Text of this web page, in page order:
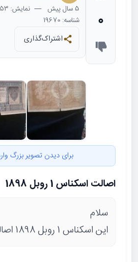
0
5 سال پیش — نمایش: 1253 بار
شناسه: 19670
اشتراک‌گذاری
برای دیدن تصویر بزرگ
اصالت اسکناس 1 روبل 1898
سلام
این اسکناس 1 روبل 1898 اصالت دارد؟